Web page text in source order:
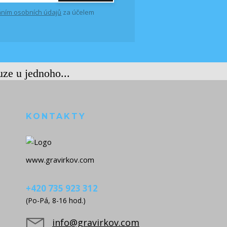
osobních údajů za účelem
u jednoho...
KONTAKTY
www.gravirkov.com
+420 735 923 312
(Po-Pá, 8-16 hod.)
info@gravirkov.com